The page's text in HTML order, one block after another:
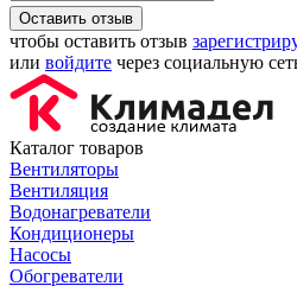
Оставить отзыв
чтобы оставить отзыв
или войдите через социальную
Каталог товаров
Вентиляторы
Вентиляция
Водонагреватели
Кондиционеры
Насосы
Обогреватели